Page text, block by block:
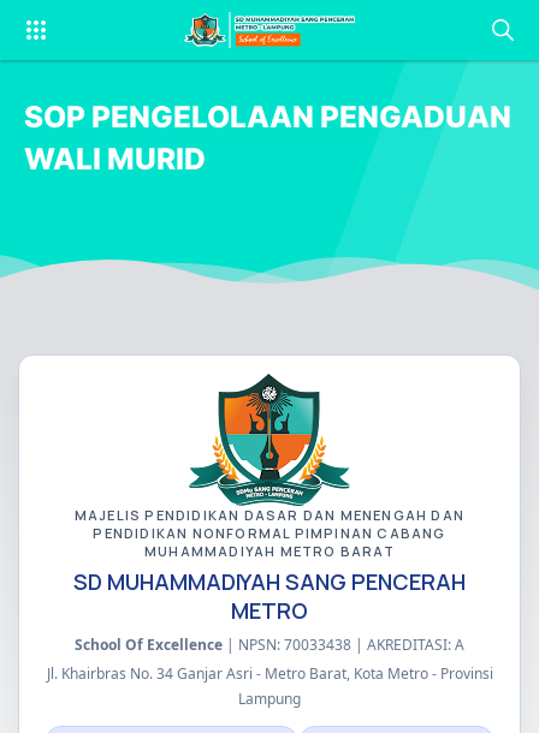
SOP PENGELOLAAN PENGADUAN
WALI MURID
MAJELIS PENDIDIKAN DASAR DAN MENENGAH DAN
PENDIDIKAN NONFORMAL PIMPINAN CABANG
MUHAMMADIYAH METRO BARAT
SD MUHAMMADIYAH SANG PENCERAH
METRO
School Of Excellence | NPSN: 70033438 | AKREDITASI: A
Jl. Khairbras No. 34 Ganjar Asri - Metro Barat, Kota Metro - Provinsi
Lampung